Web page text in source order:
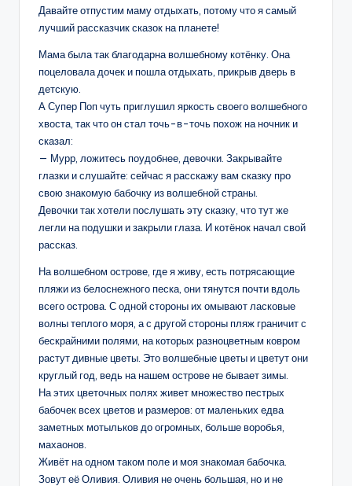
Давайте отпустим маму отдыхать, потому что я самый
лучший рассказчик сказок на планете!
Мама была так благодарна волшебному котёнку. Она
поцеловала дочек и пошла отдыхать, прикрыв дверь в
детскую.
А Супер Поп чуть приглушил яркость своего волшебного
хвоста, так что он стал точь-в-точь похож на ночник и
сказал:
— Мурр, ложитесь поудобнее, девочки. Закрывайте
глазки и слушайте: сейчас я расскажу вам сказку про
свою знакомую бабочку из волшебной страны.
Девочки так хотели послушать эту сказку, что тут же
легли на подушки и закрыли глаза. И котёнок начал свой
рассказ.
На волшебном острове, где я живу, есть потрясающие
пляжи из белоснежного песка, они тянутся почти вдоль
всего острова. С одной стороны их омывают ласковые
волны теплого моря, а с другой стороны пляж граничит с
бескрайними полями, на которых разноцветным ковром
растут дивные цветы. Это волшебные цветы и цветут они
круглый год, ведь на нашем острове не бывает зимы.
На этих цветочных полях живет множество пестрых
бабочек всех цветов и размеров: от маленьких едва
заметных мотыльков до огромных, больше воробья,
махаонов.
Живёт на одном таком поле и моя знакомая бабочка.
Зовут её Оливия. Оливия не очень большая, но и не